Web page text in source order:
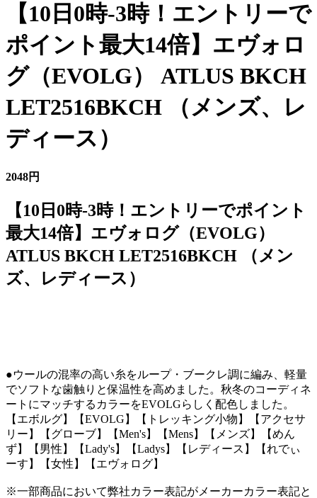
【10日0時-3時！エントリーで
ポイント最大14倍】エヴォロ
グ（EVOLG） ATLUS BKCH
LET2516BKCH （メンズ、レ
ディース）
2048円
【10日0時-3時！エントリーでポイント
最大14倍】エヴォログ（EVOLG）
ATLUS BKCH LET2516BKCH （メン
ズ、レディース）
●ウールの混率の高い糸をループ・ブークレ調に編み、軽量
でソフトな歯触りと保温性を高めました。秋冬のコーディネ
ートにマッチするカラーをEVOLGらしく配色しました。
【エボルグ】【EVOLG】【トレッキング小物】【アクセサ
リー】【グローブ】【Men's】【Mens】【メンズ】【めん
ず】【男性】【Lady's】【Ladys】【レディース】【れでぃ
ーす】【女性】【エヴォログ】
※一部商品において弊社カラー表記がメーカーカラー表記と